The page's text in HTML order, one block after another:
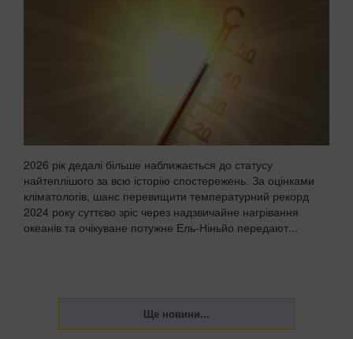
2026 рік дедалі більше наближається до статусу
найтеплішого за всю історію спостережень. За оцінками
кліматологів, шанс перевищити температурний рекорд
2024 року суттєво зріс через надзвичайне нагрівання
океанів та очікуване потужне Ель-Ніньйо передают...